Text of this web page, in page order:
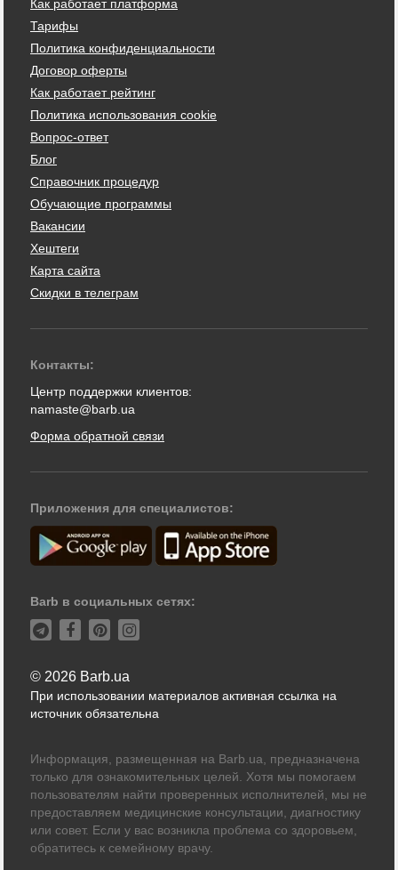
Как работает платформа
Тарифы
Политика конфиденциальности
Договор оферты
Как работает рейтинг
Политика использования cookie
Вопрос-ответ
Блог
Справочник процедур
Обучающие программы
Вакансии
Хештеги
Карта сайта
Скидки в телеграм
Контакты:
Центр поддержки клиентов:
namaste@barb.ua
Форма обратной связи
Приложения для специалистов:
Barb в социальных сетях:
© 2026 Barb.ua
При использовании материалов активная ссылка на
источник обязательна
Информация, размещенная на Barb.ua, предназначена
только для ознакомительных целей. Хотя мы помогаем
пользователям найти проверенных исполнителей, мы не
предоставляем медицинские консультации, диагностику
или совет. Если у вас возникла проблема со здоровьем,
обратитесь к семейному врачу.